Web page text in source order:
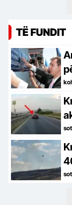
TË FUNDIT